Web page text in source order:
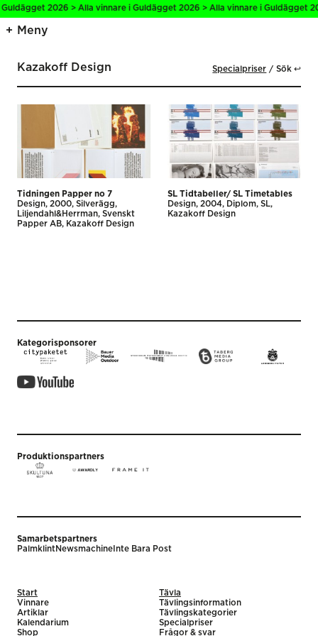
2026 > Alla vinnare i Guldägget 2026 > Alla vinnare i Guldägget
Meny
Kazakoff Design Specialpriser Sök ↩
Tidningen Papper no 7
Design 2000 Silverägg
Liljendahl&Herrman, Svenskt
Papper AB
Kazakoff Design
SL Tidtabeller/ SL Timetables
Design 2004 Diplom SL
Kazakoff Design
Kategorisponsorer
Produktionspartners
Samarbetspartners
PalmklintNewsmachine Inte Bara Post
Start
Vinnare
Artiklar
Kalendarium
Shop
Tävla
Tävlingsinformation
Tävlingskategorier
Specialpriser
Frågor & svar